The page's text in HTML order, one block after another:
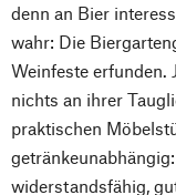
denn an Bier
wahr: Die
Weinfeste erfunden.
nichts an ihrer
praktischen
widerstandsfähig,